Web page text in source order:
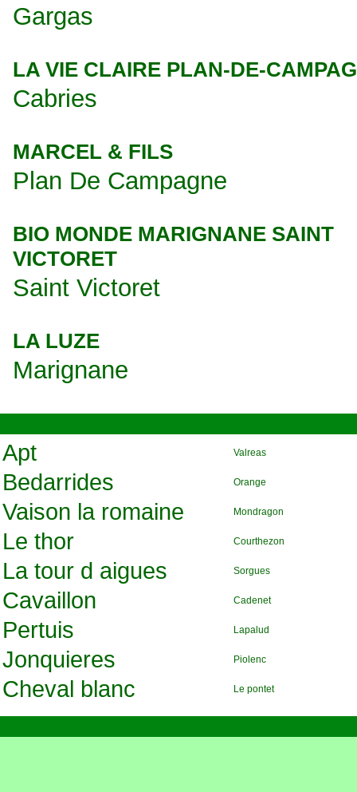
Gargas
LA VIE CLAIRE PLAN-DE-
Cabries
MARCEL & FILS
Plan De Campagne
BIO MONDE MARIGNANE SAINT
VICTORET
Saint Victoret
LA LUZE
Marignane
Apt Valreas
Bedarrides Orange
Vaison la romaine Mondragon
Le thor Courthezon
La tour d aigues Sorgues
Cavaillon Cadenet
Pertuis Lapalud
Jonquieres Piolenc
Cheval blanc Le pontet